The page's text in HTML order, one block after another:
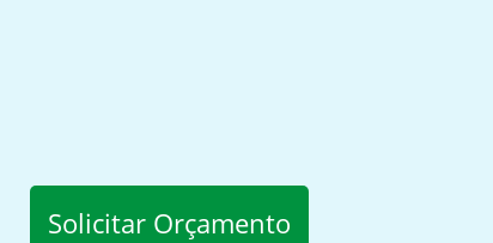
Solicitar Orçamento